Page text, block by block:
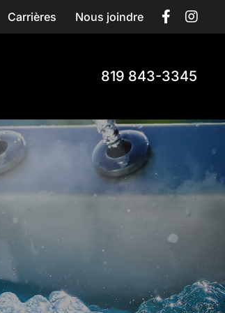
Carrières Nous joindre
819 843-3345